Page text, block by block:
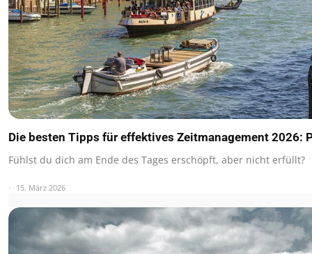
Die besten Tipps für effektives Zeitmanagement 2026:
Fühlst du dich am Ende des Tages erschöpft, aber nicht erfüllt?
15. März 2026